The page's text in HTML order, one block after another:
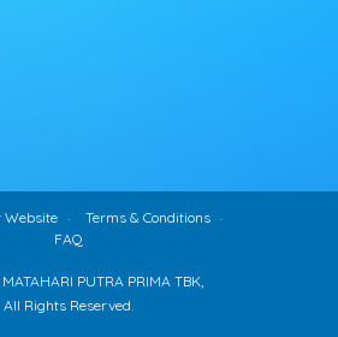
Terms & Conditions
FAQ
PUTRA PRIMA TBK,
All Rights Reserved.